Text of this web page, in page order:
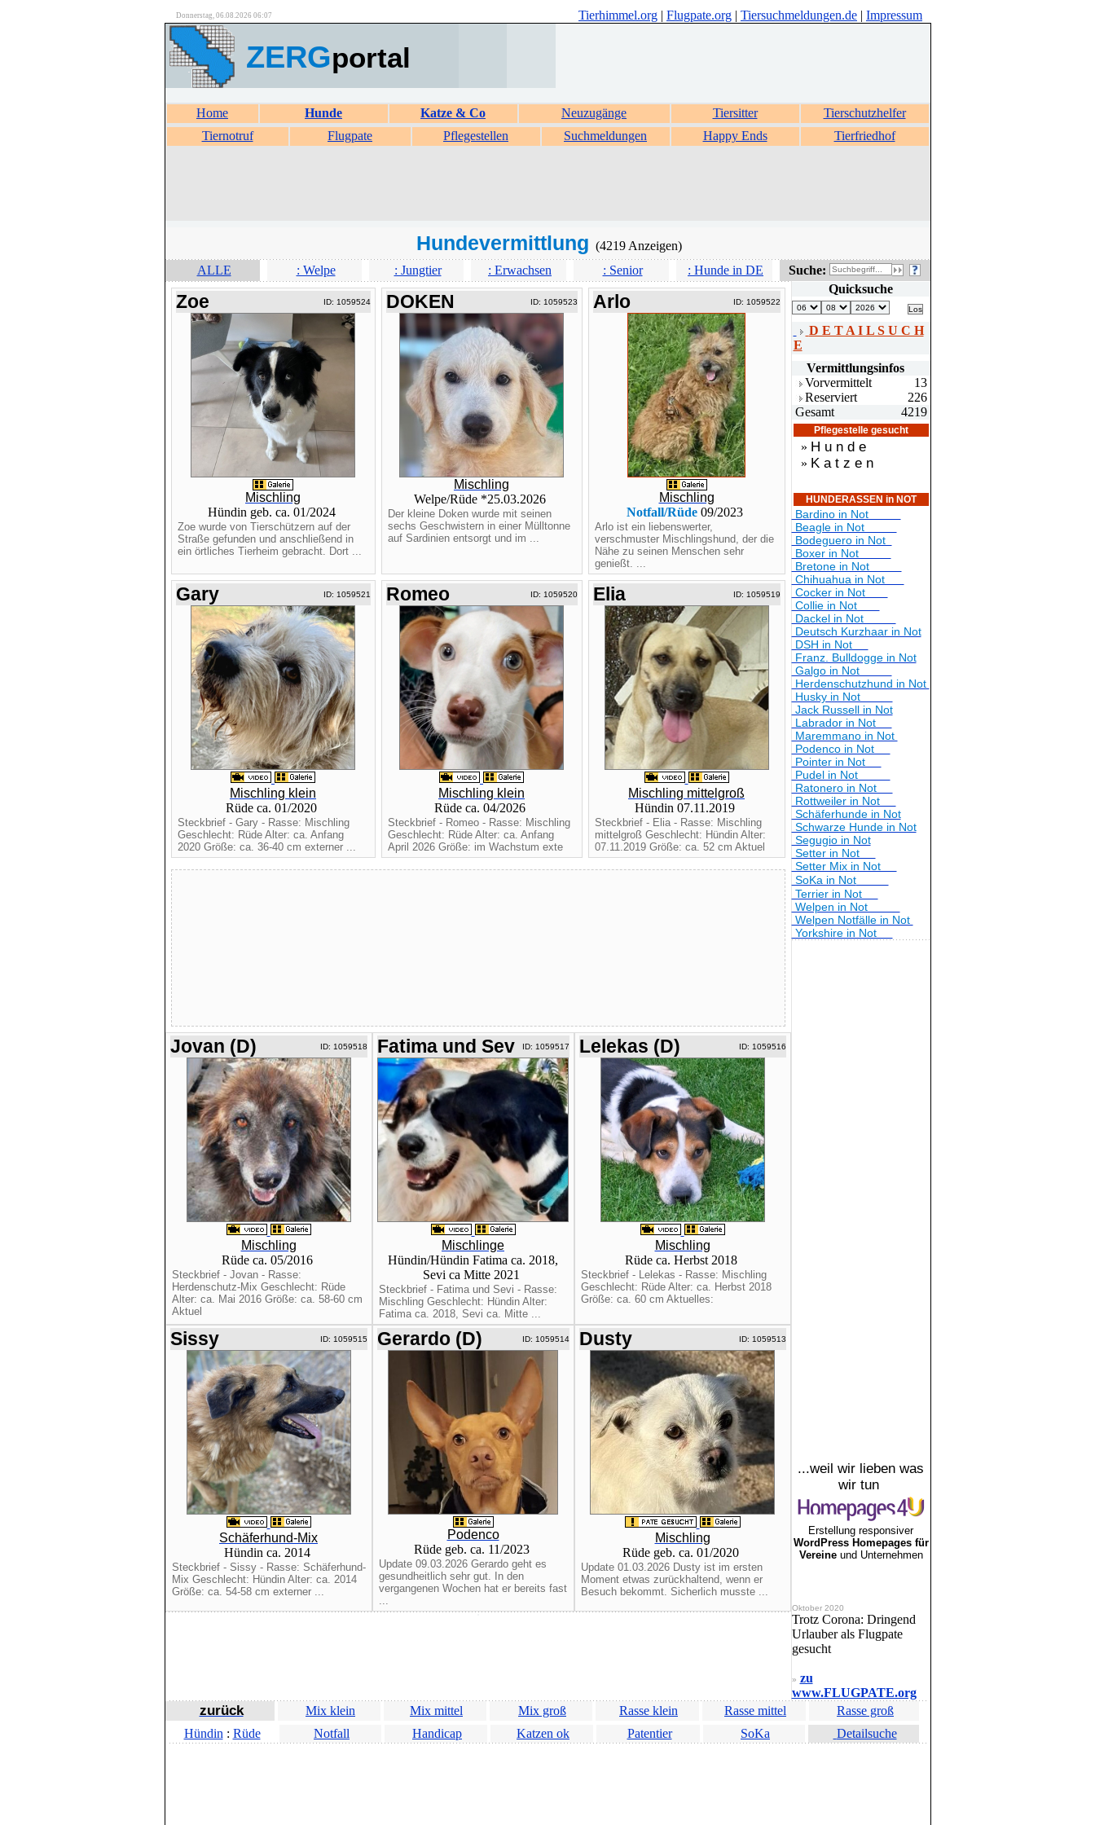
Donnerstag, 06.08.2026 06:07 Tierhimmel.org | Flugpate.org | Tiersuchmeldungen.de | Impressum
ZERGportal
Home Hunde Katze & Co Neuzugänge Tiersitter
Tierschutzhelfer
Tiernotruf
Flugpate Pflegestellen Suchmeldungen Happy Ends Tierfriedhof
Hundevermittlung (4219 Anzeigen)
ALLE
: Welpe : Jungtier : Erwachsen : Senior : Hunde in DE Suche:
Zoe ID: 1059524
Mischling
Hündin geb. ca. 01/2024
Zoe wurde von Tierschützern auf der
Straße gefunden und anschließend in
ein örtliches Tierheim gebracht. Dort ...
DOKEN ID: 1059523
Mischling
Welpe/Rüde *25.03.2026
Der kleine Doken wurde mit seinen
sechs Geschwistern in einer Mülltonne
auf Sardinien entsorgt und im ...
Arlo ID: 1059522
Mischling
Notfall/Rüde 09/2023
Arlo ist ein liebenswerter,
verschmuster Mischlingshund, der die
Nähe zu seinen Menschen sehr
genießt. ...
Gary ID: 1059521
Mischling klein
Rüde ca. 01/2020
Steckbrief - Gary - Rasse: Mischling
Geschlecht: Rüde Alter: ca. Anfang
2020 Größe: ca. 36-40 cm externer ...
Romeo ID: 1059520
Mischling klein
Rüde ca. 04/2026
Steckbrief - Romeo - Rasse: Mischling
Geschlecht: Rüde Alter: ca. Anfang
April 2026 Größe: im Wachstum exte
Elia ID: 1059519
Mischling mittelgroß
Hündin 07.11.2019
Steckbrief - Elia - Rasse: Mischling
mittelgroß Geschlecht: Hündin Alter:
07.11.2019 Größe: ca. 52 cm Aktuel
Jovan (D) ID: 1059518
Mischling
Rüde ca. 05/2016
Steckbrief - Jovan - Rasse:
Herdenschutz-Mix Geschlecht: Rüde
Alter: ca. Mai 2016 Größe: ca. 58-60 cm
Aktuel
Fatima und Sev ID: 1059517
Mischlinge
Hündin/Hündin Fatima ca. 2018,
Sevi ca Mitte 2021
Steckbrief - Fatima und Sevi - Rasse:
Mischling Geschlecht: Hündin Alter:
Fatima ca. 2018, Sevi ca. Mitte ...
Lelekas (D) ID: 1059516
Mischling
Rüde ca. Herbst 2018
Steckbrief - Lelekas - Rasse: Mischling
Geschlecht: Rüde Alter: ca. Herbst 2018
Größe: ca. 60 cm Aktuelles:
Sissy ID: 1059515
Schäferhund-Mix
Hündin ca. 2014
Steckbrief - Sissy - Rasse: Schäferhund-
Mix Geschlecht: Hündin Alter: ca. 2014
Größe: ca. 54-58 cm externer ...
Gerardo (D) ID: 1059514
Podenco
Rüde geb. ca. 11/2023
Update 09.03.2026 Gerardo geht es
gesundheitlich sehr gut. In den
vergangenen Wochen hat er bereits fast
...
Dusty ID: 1059513
Mischling
Rüde geb. ca. 01/2020
Update 01.03.2026 Dusty ist im ersten
Moment etwas zurückhaltend, wenn er
Besuch bekommt. Sicherlich musste ...
Quicksuche
D E T A I L S U C H
E
Vermittlungsinfos
Vorvermittelt
13
Reserviert
226
Gesamt
4219
Pflegestelle gesucht
» H u n d e
» K a t z e n
HUNDERASSEN in NOT
Bardino in Not
Beagle in Not
Bodeguero in Not
Boxer in Not
Bretone in Not
Chihuahua in Not
Cocker in Not
Collie in Not
Dackel in Not
Deutsch Kurzhaar in Not
DSH in Not
Franz. Bulldogge in Not
Galgo in Not
Herdenschutzhund in Not
Husky in Not
Jack Russell in Not
Labrador in Not
Maremmano in Not
Podenco in Not
Pointer in Not
Pudel in Not
Ratonero in Not
Rottweiler in Not
Schäferhunde in Not
Schwarze Hunde in Not
Segugio in Not
Setter in Not
Setter Mix in Not
SoKa in Not
Terrier in Not
Welpen in Not
Welpen Notfälle in Not
Yorkshire in Not
...weil wir lieben was
wir tun
Erstellung responsiver
WordPress Homepages für
Vereineund Unternehmen
Oktober 2020
Trotz Corona: Dringend
Urlauber als Flugpate
gesucht
» zu
www.FLUGPATE.org
zurück Mix klein Mix mittel Mix groß Rasse klein Rasse mittel
Rasse groß
Hündin : Rüde Notfall Handicap Katzen ok Patentier SoKa Detailsuche